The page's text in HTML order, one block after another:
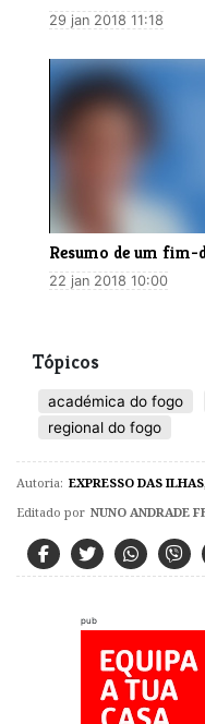
29 jan 2018 11:18
​Resumo de um fim-
22 jan 2018 10:00
Tópicos
académica do fogo
regional do fogo
Autoria: EXPRESSO DAS ILHAS
Editado por NUNO ANDRADE
pub